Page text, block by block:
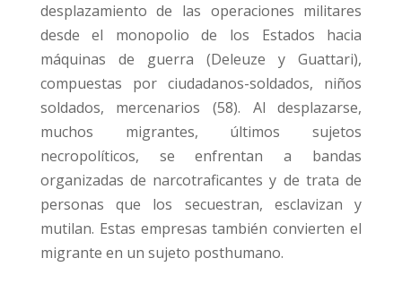
desplazamiento de las operaciones militares
desde el monopolio de los Estados hacia
máquinas de guerra (Deleuze y Guattari),
compuestas por ciudadanos-soldados, niños
soldados, mercenarios (58). Al desplazarse,
muchos migrantes, últimos sujetos
necropolíticos, se enfrentan a bandas
organizadas de narcotraficantes y de trata de
personas que los secuestran, esclavizan y
mutilan. Estas empresas también convierten el
migrante en un sujeto posthumano.